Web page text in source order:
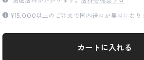
¥15,000以上のご注文で国内送料が無料になり
カートに入れる